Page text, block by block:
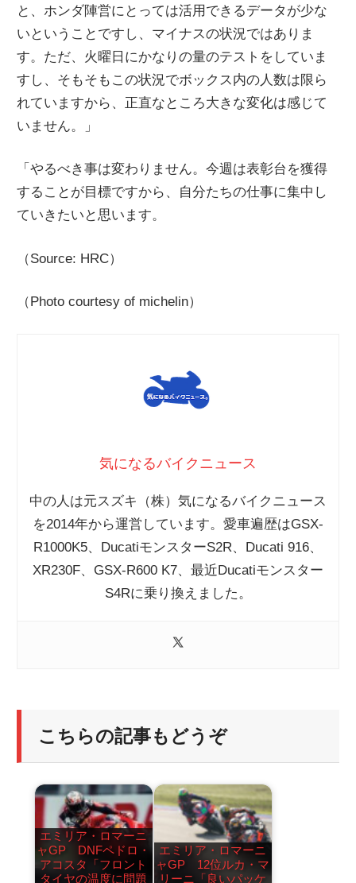
と、ホンダ陣営にとっては活用できるデータが少な
いということですし、マイナスの状況ではありま
す。ただ、火曜日にかなりの量のテストをしていま
すし、そもそもこの状況でボックス内の人数は限ら
れていますから、正直なところ大きな変化は感じて
いません。」
「やるべき事は変わりません。今週は表彰台を獲得
することが目標ですから、自分たちの仕事に集中し
ていきたいと思います。
（Source: HRC）
（Photo courtesy of michelin）
気になるバイクニュース
中の人は元スズキ（株）気になるバイクニュース
を2014年から運営しています。愛車遍歴はGSX-
R1000K5、DucatiモンスターS2R、Ducati 916、
XR230F、GSX-R600 K7、最近Ducatiモンスター
S4Rに乗り換えました。
こちらの記事もどうぞ
エミリア・ロマーニ
ャGP DNFペドロ・
アコスタ「フロント
タイヤの温度に問題
エミリア・ロマーニ
ャGP 12位ルカ・マ
リーニ「良いパッケ